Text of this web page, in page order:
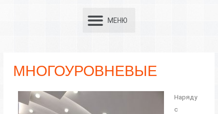
МНОГОУРОВНЕВЫЕ
Наряду
с